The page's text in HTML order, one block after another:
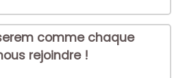
comme chaque
rejoindre !